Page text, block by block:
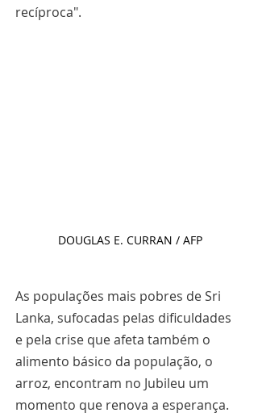
recíproca".
DOUGLAS E. CURRAN / AFP
As populações mais pobres de Sri
Lanka, sufocadas pelas dificuldades
e pela crise que afeta também o
alimento básico da população, o
arroz, encontram no Jubileu um
momento que renova a esperança.